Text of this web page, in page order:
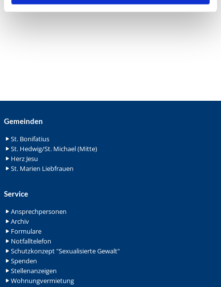
Gemeinden
St. Bonifatius
St. Hedwig/St. Michael (Mitte)
Herz Jesu
St. Marien Liebfrauen
Service
Ansprechpersonen
Archiv
Formulare
Notfalltelefon
Schutzkonzept "Sexualisierte Gewalt"
Spenden
Stellenanzeigen
Wohnungvermietung